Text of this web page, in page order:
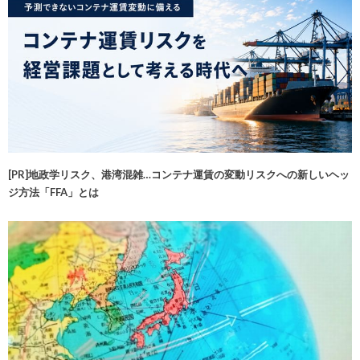
[PR]地政学リスク、港湾混雑…コンテナ運賃の変動リスクへの新しいヘッ
ジ方法「FFA」とは